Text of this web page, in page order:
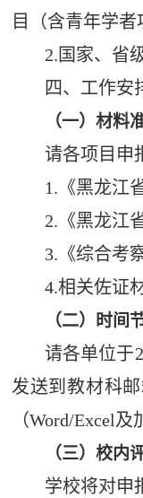
目（含青年学
2.国家、省
四、工作安
（一）材料
请各项目申
1.《黑龙江
2.《黑龙江
3.《综合考
4.相关佐证
（二）时间
请各单位于
发送到教材科
（Word/Excel
（三）校内
学校将对申